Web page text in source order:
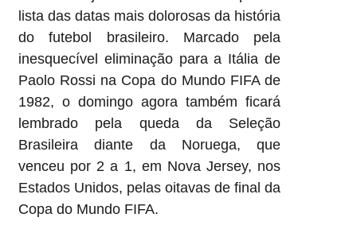
lista das datas mais dolorosas da história
do futebol brasileiro. Marcado pela
inesquecível eliminação para a Itália de
Paolo Rossi na Copa do Mundo FIFA de
1982, o domingo agora também ficará
lembrado pela queda da Seleção
Brasileira diante da Noruega, que
venceu por 2 a 1, em Nova Jersey, nos
Estados Unidos, pelas oitavas de final da
Copa do Mundo FIFA.